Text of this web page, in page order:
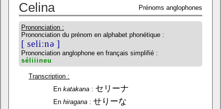
Celina Prénoms anglophones
Prononciation :
Prononciation du prénom en alphabet phonétique :
[ seliːnə ]
Prononciation anglophone en français simplifié :
séliiineu
Transcription :
En katakana: セリーナ
En hiragana: せりーな